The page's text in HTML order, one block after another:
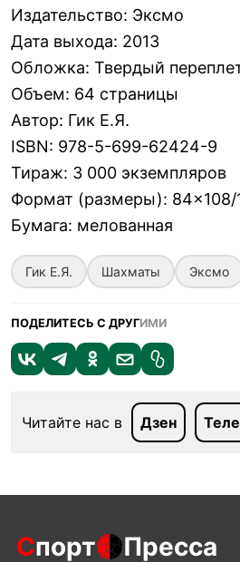
Издательство: Эксмо
Дата выхода: 2013
Обложка: Твердый
Объем: 64 страницы
Автор: Гик Е.Я.
ISBN: 978-5-699-62424-9
Тираж: 3 000 экземпляров
Формат (размеры): 84×108/
Бумага: мелованная
Гик Е.Я. Шахматы Эксмо
ПОДЕЛИТЕСЬ С ДРУГИМИ
Читайте нас в Дзен
Спорт Пресса